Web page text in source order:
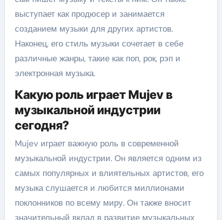
выступает как продюсер и занимается
созданием музыки для других артистов.
Наконец, его стиль музыки сочетает в себе
различные жанры, такие как поп, рок, рэп и
электронная музыка.
Какую роль играет Mujev в
музыкальной индустрии
сегодня?
Mujev играет важную роль в современной
музыкальной индустрии. Он является одним из
самых популярных и влиятельных артистов, его
музыка слушается и любится миллионами
поклонников по всему миру. Он также вносит
значительный вклад в развитие музыкальных